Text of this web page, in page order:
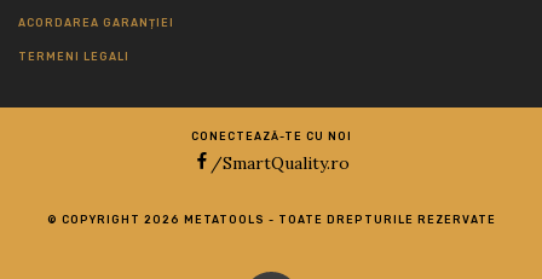
ACORDAREA GARANȚIEI
TERMENI LEGALI
CONECTEAZĂ-TE CU NOI
/SmartQuality.ro
© COPYRIGHT 2026 METATOOLS - TOATE DREPTURILE REZERVATE